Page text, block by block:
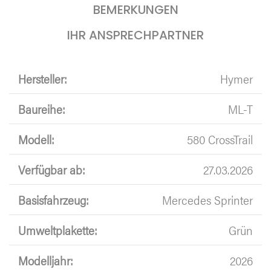
BEMERKUNGEN
IHR ANSPRECHPARTNER
Hersteller:
Hymer
Baureihe:
ML-T
Modell:
580 CrossTrail
Verfügbar ab:
27.03.2026
Basisfahrzeug:
Mercedes Sprinter
Umweltplakette:
Grün
Modelljahr:
2026